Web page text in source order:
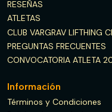
RESEÑAS
ATLETAS
CLUB VARGRAV LIFTHING
PREGUNTAS FRECUENTES
CONVOCATORIA ATLETA
Información
Términos y Condiciones